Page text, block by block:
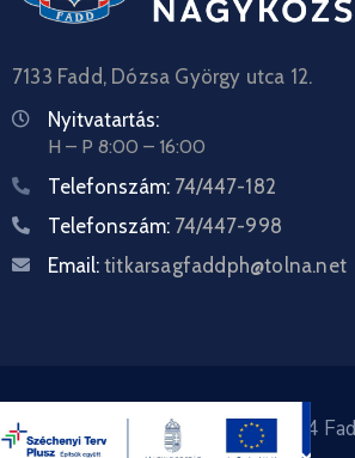
7133 Fadd, Dózsa György utca 12.
Nyitvatartás:
H – P 8:00 – 16:00
Telefonszám: 74/447-182
Telefonszám: 74/447-998
Email: titkarsagfaddph@tolna.net
Copyright © 2024